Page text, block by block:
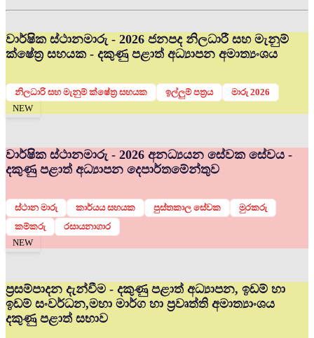
වාර්ෂික ස්ථානමාරු - 2026 ජනපද නිලධාරී සහ මැනුම්
ක්ෂේත්‍ර සහයක - දකුණු පළාත් අධ්‍යාපන අමාත්‍යංශය
නිලධාරි සහ මැනුම් ක්ෂේත්‍ර සහයක ඉල්ලුම් පත්‍රය
මාරු 2026
NEW
වාර්ෂික ස්ථානමාරු - 2026 අනධ්‍යයන සේවක සේවය -
දකුණු පළාත් අධ්‍යාපන දෙපාර්තමේන්තුව
ස්ථාන මාරු කාර්යය සහයක පුස්තකාල සේවක
මුරකරු
කම්කරු
රසායනාගාර
NEW
ප්‍රසම්පාදන දැන්වීම - දකුණු පළාත් අධ්‍යාපන, ඉඩම් හා
ඉඩම් සංවර්ධන,මහා මාර්ග හා ප්‍රවෘත්ති අමාත්‍යාංශය
දකුණු පළාත් සභාව